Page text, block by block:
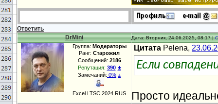
Ответить
DrMini
Дата: Вторник, 24.06.2025, 08:17 |
Группа: Модераторы
Ранг: Старожил
Сообщений: 2186
Репутация: 390 ±
Замечаний: 0% ±
Excel LTSC 2024 RUS
Цитата Pelena,
Если
Просто